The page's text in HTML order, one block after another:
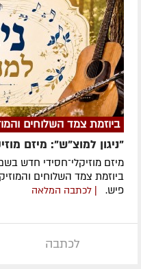
ביוזמת צמד השלוחים
"ניגון למוצ"ש": מיזם
מיזם מוזיקלי־חסידי חדש
ביוזמת צמד השלוחים
פיש. | לכתבה המלאה
לכתבה